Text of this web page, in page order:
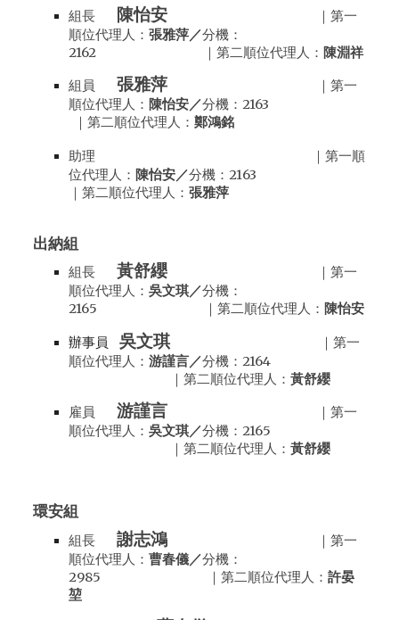
組長 陳怡安 ｜第一
順位代理人：張雅萍／分機：
2162 ｜第二順位代理人： 陳淵祥
組員 張雅萍 ｜第一
順位代理人： 陳怡安／分機：2163
｜第二順位代理人：鄭鴻銘
助理
｜第一順
位代理人： 陳怡安／分機：2163
｜第二順位代理人：張雅萍
出納組
組長黃舒纓 ｜第一
順位代理人：吳文琪／分機：
2165 ｜第二順位代理人： 陳怡安
辦事員 吳文琪 ｜第一
順位代理人：游謹言／分機：2164
｜第二順位代理人：黃舒纓
雇 員 游謹言 ｜第一
順位代理人：吳文琪／分機：2165
｜第二順位代理人：黃舒纓
環安組
組長謝志鴻 ｜第一
順位代理人：曹春儀／分機：
2985 ｜第二順位代理人：許晏
堃